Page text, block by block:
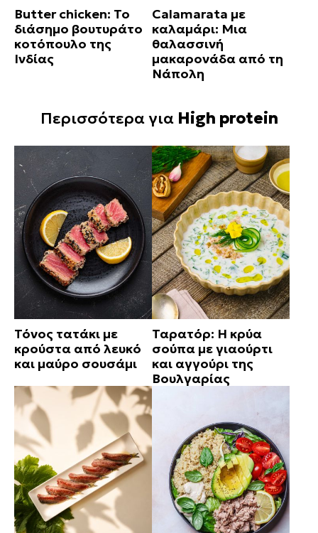
Butter chicken: Το
διάσημο βουτυράτο
κοτόπουλο της
Ινδίας
Calamarata με
καλαμάρι: Μια
θαλασσινή
μακαρονάδα από τη
Νάπολη
Περισσότερα για High protein
Τόνος τατάκι με
κρούστα από λευκό
και μαύρο σουσάμι
Ταρατόρ: Η κρύα
σούπα με γιαούρτι
και αγγούρι της
Βουλγαρίας